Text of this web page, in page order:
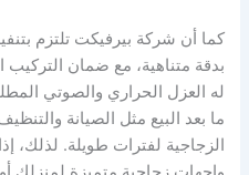
كما أن شركة بيرفيكت تلتزم
بدقة متناهية، مع ضمان التركيب
له العزل الحراري والصوتي
ما بعد البيع مثل الصيانة
الزجاجية لفترات طويلة. لذلك،